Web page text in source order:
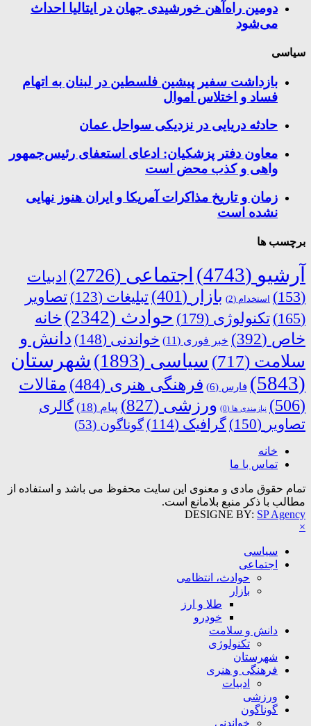
دومین راه‌آهن خورشیدی جهان در ایتالیا احداث
می‌شود
سیاسی
بازداشت سفیر پیشین فلسطین در لبنان به اتهام
فساد و اختلاس اموال
حادثه دریایی در نزدیکی سواحل عمان
معاون دفتر پزشکیان: ادعای استعفای رئیس‌جمهور
واهی و کذب محض است
زمان و تاریخ مذاکرات آمریکا و ایران هنوز نهایی
نشده است
برچسب ها
آرشیو (4743) اجتماعی (2726)
ادبیات
(153)
استخدام (2) بازار (401) تبلیغات (123)
تصاویر
(165)
تکنولوژی (179) حوادث (2342)
خانه
خاص (392) خبر فوری (11) خواندنی (148)
دانش و
سلامت (717) سیاسی (1893)
شهرستان
(5843)
فارس (6) فرهنگی هنری (484)
مقالات
(506)
نیازمندی ها (0) ورزشی (827) پیام (18)
گالری
تصاویر (150) گرافیک (114) گوناگون (53)
خانه
تماس با ما
تمام حقوق مادی و معنوی این سایت محفوظ می باشد و استفاده از
مطالب با ذکر منبع بلامانع است.
DESIGNE BY: SP Agency
×
سیاسی
اجتماعی
حوادث، انتظامی
بازار
طلا و ارز
خودرو
دانش و سلامت
تکنولوژی
شهرستان
فرهنگی و هنری
ادبیات
ورزشی
گوناگون
خواندنی